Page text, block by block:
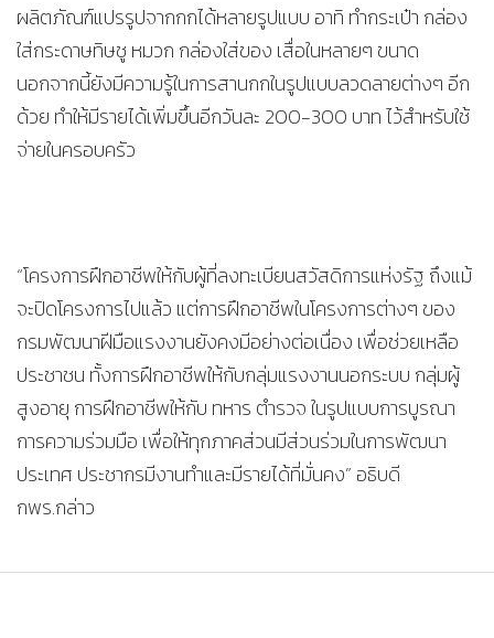
ผลิตภัณฑ์แปรรูปจากกกได้หลายรูปแบบ อาทิ ทำกระเป๋า กล่อง
ใส่กระดาษทิษชู หมวก กล่องใส่ของ เสื่อในหลายๆ ขนาด
นอกจากนี้ยังมีความรู้ในการสานกกในรูปแบบลวดลายต่างๆ อีก
ด้วย ทำให้มีรายได้เพิ่มขึ้นอีกวันละ 200-300 บาท ไว้สำหรับใช้
จ่ายในครอบครัว
“โครงการฝึกอาชีพให้กับผู้ที่ลงทะเบียนสวัสดิการแห่งรัฐ ถึงแม้
จะปิดโครงการไปแล้ว แต่การฝึกอาชีพในโครงการต่างๆ ของ
กรมพัฒนาฝีมือแรงงานยังคงมีอย่างต่อเนื่อง เพื่อช่วยเหลือ
ประชาชน ทั้งการฝึกอาชีพให้กับกลุ่มแรงงานนอกระบบ กลุ่มผู้
สูงอายุ การฝึกอาชีพให้กับ ทหาร ตำรวจ ในรูปแบบการบูรณา
การความร่วมมือ เพื่อให้ทุกภาคส่วนมีส่วนร่วมในการพัฒนา
ประเทศ ประชากรมีงานทำและมีรายได้ที่มั่นคง” อธิบดี
กพร.กล่าว